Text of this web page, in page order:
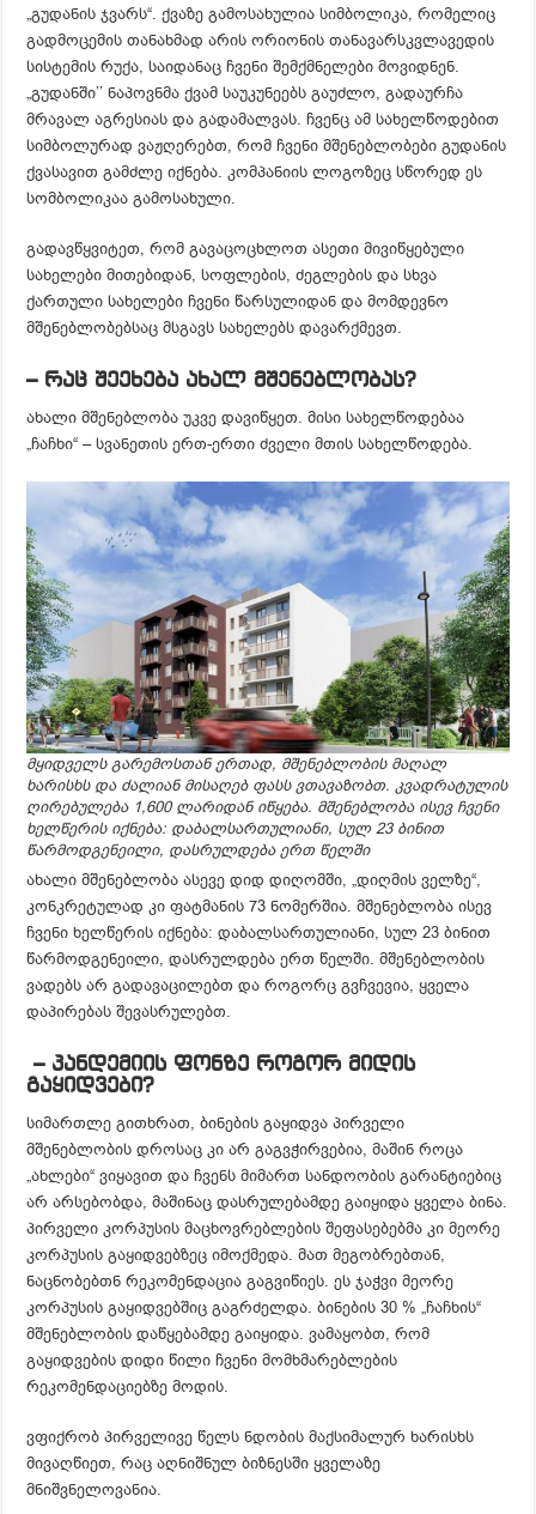
„გუდანის ჯვარს“. ქვაზე გამოსახულია სიმბოლიკა, რომელიც
გადმოცემის თანახმად არის ორიონის თანავარსკვლავედის
სისტემის რუქა, საიდანაც ჩვენი შემქმნელები მოვიდნენ.
„გუდანში’’ ნაპოვნმა ქვამ საუკუნეებს გაუძლო, გადაურჩა
მრავალ აგრესიას და გადამალვას. ჩვენც ამ სახელწოდებით
სიმბოლურად ვაჟღერებთ, რომ ჩვენი მშენებლობები გუდანის
ქვასავით გამძლე იქნება. კომპანიის ლოგოზეც სწორედ ეს
სომბოლიკაა გამოსახული.
გადავწყვიტეთ, რომ გავაცოცხლოთ ასეთი მივიწყებული
სახელები მითებიდან, სოფლების, ძეგლების და სხვა
ქართული სახელები ჩვენი წარსულიდან და მომდევნო
მშენებლობებსაც მსგავს სახელებს დავარქმევთ.
– რაც შეეხება ახალ მშენებლობას?
ახალი მშენებლობა უკვე დავიწყეთ. მისი სახელწოდებაა
„ჩაჩხი“ – სვანეთის ერთ-ერთი ძველი მთის სახელწოდება.
მყიდველს გარემოსთან ერთად, მშენებლობის მაღალ
ხარისხს და ძალიან მისაღებ ფასს ვთავაზობთ. კვადრატულის
ღირებულება 1,600 ლარიდან იწყება. მშენებლობა ისევ ჩვენი
ხელწერის იქნება: დაბალსართულიანი, სულ 23 ბინით
წარმოდგენეილი, დასრულდება ერთ წელში
ახალი მშენებლობა ასევე დიდ დიღომში, „დიღმის ველზე“,
კონკრეტულად კი ფატმანის 73 ნომერშია. მშენებლობა ისევ
ჩვენი ხელწერის იქნება: დაბალსართულიანი, სულ 23 ბინით
წარმოდგენეილი, დასრულდება ერთ წელში. მშენებლობის
ვადებს არ გადავაცილებთ და როგორც გვჩვევია, ყველა
დაპირებას შევასრულებთ.
– პანდემიის ფონზე როგორ მიდის
გაყიდვები?
სიმართლე გითხრათ, ბინების გაყიდვა პირველი
მშენებლობის დროსაც კი არ გაგვჭირვებია, მაშინ როცა
„ახლები“ ვიყავით და ჩვენს მიმართ სანდოობის გარანტიებიც
არ არსებობდა, მაშინაც დასრულებამდე გაიყიდა ყველა ბინა.
პირველი კორპუსის მაცხოვრებლების შეფასებებმა კი მეორე
კორპუსის გაყიდვებზეც იმოქმედა. მათ მეგობრებთან,
ნაცნობებთნ რეკომენდაცია გაგვიწიეს. ეს ჯაჭვი მეორე
კორპუსის გაყიდვებშიც გაგრძელდა. ბინების 30 % „ჩაჩხის“
მშენებლობის დაწყებამდე გაიყიდა. ვამაყობთ, რომ
გაყიდვების დიდი წილი ჩვენი მომხმარებლების
რეკომენდაციებზე მოდის.
ვფიქრობ პირველივე წელს ნდობის მაქსიმალურ ხარისხს
მივაღწიეთ, რაც აღნიშნულ ბიზნესში ყველაზე
მნიშვნელოვანია.